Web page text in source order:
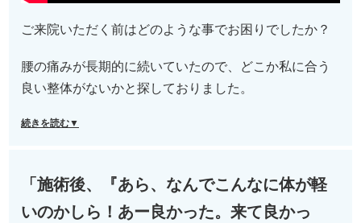
ご来院いただく前はどのような事でお困りでしたか？
腰の痛みが長期的に続いていたので、どこか私に合う
良い整体がないかと探しておりました。
続きを読む▼
「施術後、『あら、なんでこんなに体が軽
いのかしら！あー良かった。来て良かっ